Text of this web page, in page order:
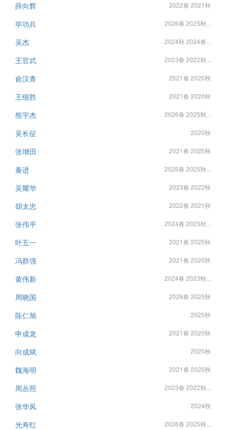
薛向辉 2022春 2021秋
毕功兵 2026春 2025秋...
吴杰 2024秋 2024春...
王官武 2023春 2022秋...
俞汉青 2021春 2020秋
王细胜 2021春 2020秋
熊宇杰 2026春 2025秋...
吴长征 2020秋
张增田 2021春 2020秋
秦进 2026春 2025秋...
吴耀华 2023春 2022秋
胡太忠 2022春 2021秋
张伟平 2024春 2023秋...
叶五一 2021春 2020秋
冯群强 2021春 2020秋
黄伟新 2024春 2023秋...
周晓国 2026春 2025秋
陈仁旭 2020秋
申成龙 2021春 2020秋
向成斌 2020秋
魏海明 2021春 2020秋
周丛照 2023春 2022秋...
张华凤 2024秋
光寿红 2026春 2025秋...